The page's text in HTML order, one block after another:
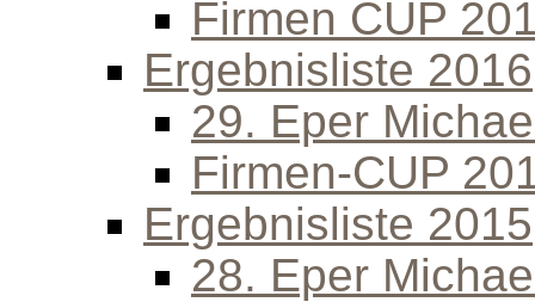
Firmen CUP
Ergebnisliste 2016
29. Eper
Firmen-CUP
Ergebnisliste 2015
28. Eper